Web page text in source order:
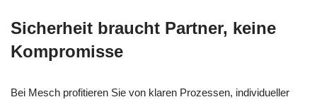
Sicherheit braucht Partner, keine
Kompromisse
Bei Mesch profitieren Sie von klaren Prozessen, individueller